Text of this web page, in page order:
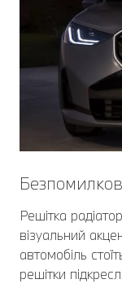
Решітка
візуальний
автомобіль
решітки